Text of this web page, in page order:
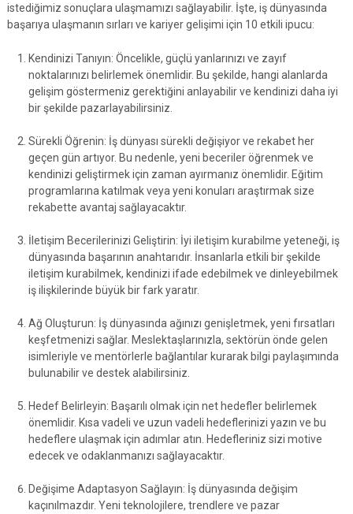
istediğimiz sonuçlara ulaşmamızı sağlayabilir. İşte, iş dünyasında
başarıya ulaşmanın sırları ve kariyer gelişimi için 10 etkili ipucu:
Kendinizi Tanıyın: Öncelikle, güçlü yanlarınızı ve zayıf
noktalarınızı belirlemek önemlidir. Bu şekilde, hangi alanlarda
gelişim göstermeniz gerektiğini anlayabilir ve kendinizi daha iyi
bir şekilde pazarlayabilirsiniz.
Sürekli Öğrenin: İş dünyası sürekli değişiyor ve rekabet her
geçen gün artıyor. Bu nedenle, yeni beceriler öğrenmek ve
kendinizi geliştirmek için zaman ayırmanız önemlidir. Eğitim
programlarına katılmak veya yeni konuları araştırmak size
rekabette avantaj sağlayacaktır.
İletişim Becerilerinizi Geliştirin: İyi iletişim kurabilme yeteneği, iş
dünyasında başarının anahtarıdır. İnsanlarla etkili bir şekilde
iletişim kurabilmek, kendinizi ifade edebilmek ve dinleyebilmek
iş ilişkilerinde büyük bir fark yaratır.
Ağ Oluşturun: İş dünyasında ağınızı genişletmek, yeni fırsatları
keşfetmenizi sağlar. Meslektaşlarınızla, sektörün önde gelen
isimleriyle ve mentörlerle bağlantılar kurarak bilgi paylaşımında
bulunabilir ve destek alabilirsiniz.
Hedef Belirleyin: Başarılı olmak için net hedefler belirlemek
önemlidir. Kısa vadeli ve uzun vadeli hedeflerinizi yazın ve bu
hedeflere ulaşmak için adımlar atın. Hedefleriniz sizi motive
edecek ve odaklanmanızı sağlayacaktır.
Değişime Adaptasyon Sağlayın: İş dünyasında değişim
kaçınılmazdır. Yeni teknolojilere, trendlere ve pazar